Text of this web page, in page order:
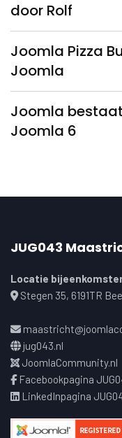
door Rolf
Joomla Pizza
Joomla
Joomla
Joomla 6
JUG043
Locatie
Stegen 35, 6191TR
jug043.nl
JoomlaCommunity.nl
Facebookpagina
LinkedInpagina